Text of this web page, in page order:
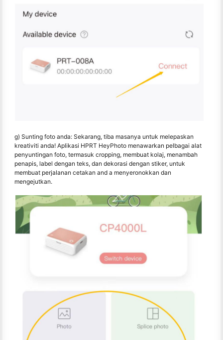
g) Sunting foto anda: Sekarang, tiba masanya untuk melepaskan
kreativiti anda! Aplikasi HPRT HeyPhoto menawarkan pelbagai alat
penyuntingan foto, termasuk cropping, membuat kolaj, menambah
penapis, label dengan teks, dan dekorasi dengan stiker, untuk
membuat perjalanan cetakan and a menyeronokkan dan
mengejutkan.